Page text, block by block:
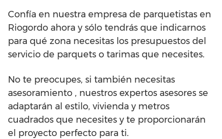
Confía en nuestra empresa de parquetistas en
Riogordo ahora y sólo tendrás que indicarnos
para qué zona necesitas los presupuestos del
servicio de parquets o tarimas que necesites.
No te preocupes, si también necesitas
asesoramiento , nuestros expertos asesores se
adaptarán al estilo, vivienda y metros
cuadrados que necesites y te proporcionarán
el proyecto perfecto para ti.